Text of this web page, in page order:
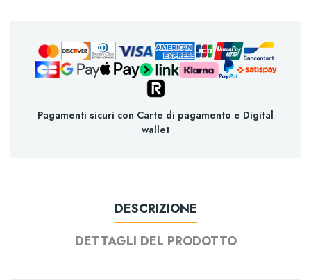
Pagamenti sicuri con Carte di pagamento e Digital
wallet
DESCRIZIONE
DETTAGLI DEL PRODOTTO